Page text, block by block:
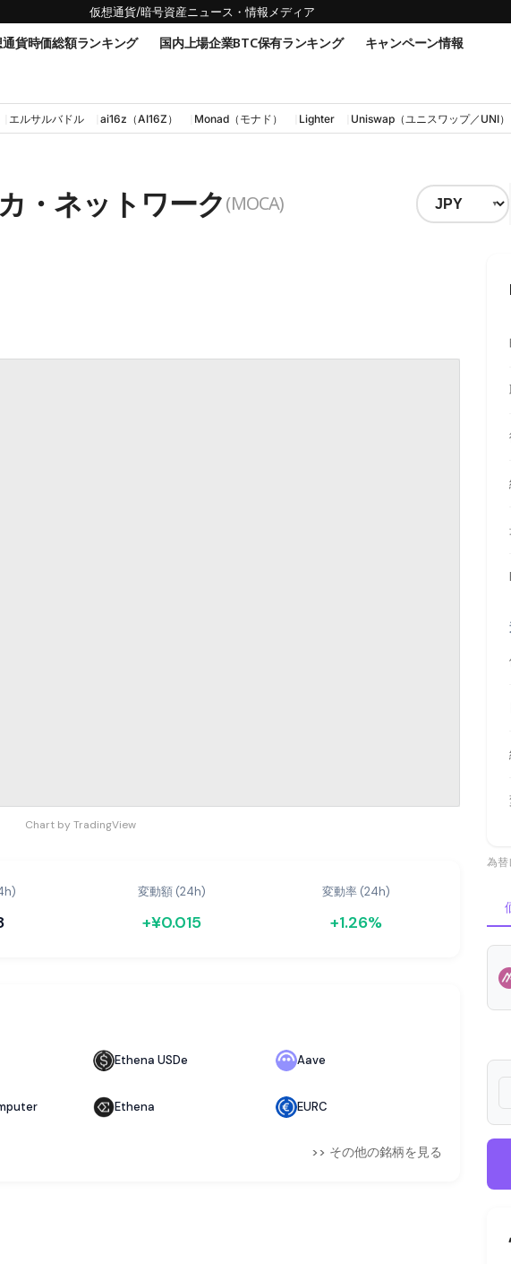
仮想通貨/暗号資産ニュース・情報メディア
貨時価総額ランキング 国内上場企業BTC保有ランキング キャンペーン情報
エルサルバドル ai16z（AI16Z） Monad（モナド） Lighter Uniswap（ユニスワップ／UNI）
・ネットワーク(MOCA)
Chart by TradingView
変動額 (24h)
+¥0.015
変動率 (24h)
+1.26%
Ethena USDe Aave
Ethena EURC
>> その他の銘柄を見る
為